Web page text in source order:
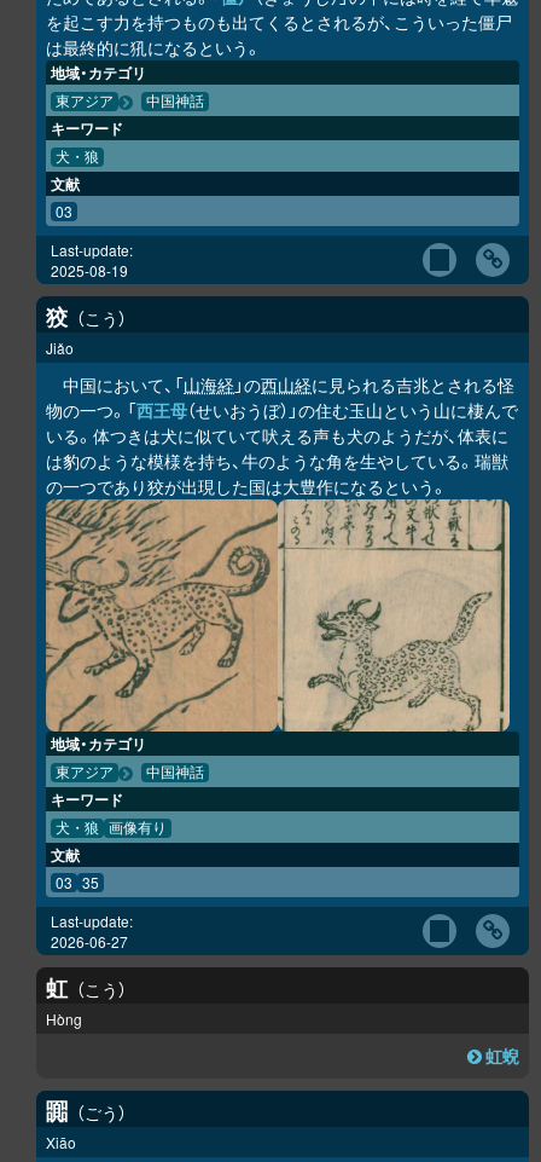
を起こす力を持つものも出てくるとされるが、こういった僵尸
は最終的に犼になるという。
地域・カテゴリ
東アジア 中国神話
キーワード
犬・狼
文献
03
Last-update:
2025-08-19
狡 こう
Jiǎo
中国において、「山海経 」の西山経に見られる吉兆とされる怪
物の一つ。「西王母（せいおうぼ）」の住む玉山という山に棲んで
いる。体つきは犬に似ていて吠える声も犬のようだが、体表に
は豹のような模様を持ち、牛のような角を生やしている。瑞獣
の一つであり狡が出現した国は大豊作になるという。
地域・カテゴリ
東アジア 中国神話
キーワード
犬・狼 画像有り
文献
03 35
Last-update:
2026-06-27
虹 こう
Hòng
虹蜺
嚻 ごう
Xiāo